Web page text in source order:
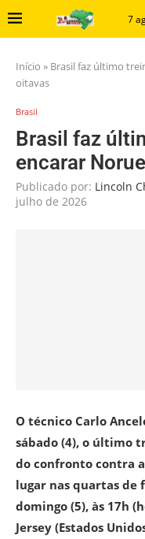
7
Início » Brasil faz último
oitavas
Brasil
Brasil faz
encarar
Publicado por: Lincoln
julho de 2026
O técnico Carlo
sábado (4), o último
do confronto contra
lugar nas quartas de
domingo (5), às 17h
Jersey (Estados